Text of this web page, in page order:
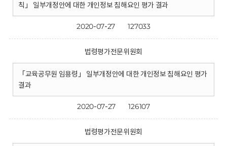
칙」 일부개정안에 대한 개인정보 침해요인 평가 결과
2020-07-27 127033
법령평가전문위원회
「교육공무원 임용령」 일부개정안에 대한 개인정보 침해요인 평가
결과
2020-07-27 126107
법령평가전문위원회